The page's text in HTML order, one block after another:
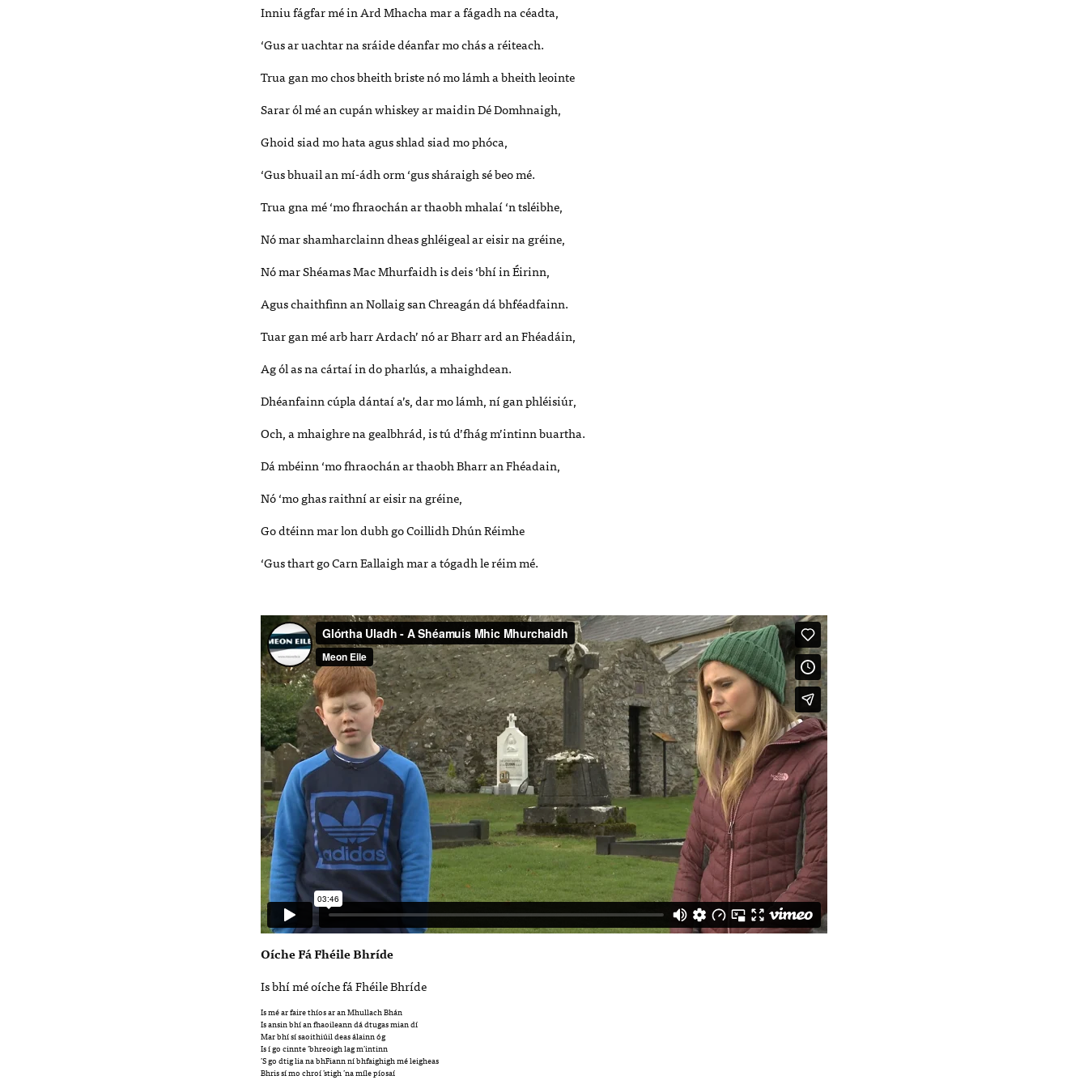
Inniu fágfar mé in Ard Mhacha mar a fágadh na céadta,
‘Gus ar uachtar na sráide déanfar mo chás a réiteach.
Trua gan mo chos bheith briste nó mo lámh a bheith leointe
Sarar ól mé an cupán whiskey ar maidin Dé Domhnaigh,
Ghoid siad mo hata agus shlad siad mo phóca,
‘Gus bhuail an mí-ádh orm ‘gus sháraigh sé beo mé.
Trua gna mé ‘mo fhraochán ar thaobh mhalaí ‘n tsléibhe,
Nó mar shamharclainn dheas ghléigeal ar eisir na gréine,
Nó mar Shéamas Mac Mhurfaidh is deis ‘bhí in Éirinn,
Agus chaithfinn an Nollaig san Chreagán dá bhféadfainn.
Tuar gan mé arb harr Ardach’ nó ar Bharr ard an Fhéadáin,
Ag ól as na cártaí in do pharlús, a mhaighdean.
Dhéanfainn cúpla dántaí a’s, dar mo lámh, ní gan phléisiúr,
Och, a mhaighre na gealbhrád, is tú d’fhág m’intinn buartha.
Dá mbéinn ‘mo fhraochán ar thaobh Bharr an Fhéadain,
Nó ‘mo ghas raithní ar eisir na gréine,
Go dtéinn mar lon dubh go Coillidh Dhún Réimhe
‘Gus thart go Carn Eallaigh mar a tógadh le réim mé.
Oíche Fá Fhéile Bhríde
Is bhí mé oíche fá Fhéile Bhríde
Is mé ar faire thíos ar an Mhullach Bhán
Is ansin bhí an fhaoileann dá dtugas mian dí
Mar bhí sí saoithiúil deas álainn óg
Is í go cinnte ’bhreoigh lag m’intinn
’S go dtig lia na bhFiann ní bhfaighigh mé leigheas
Bhris sí mo chroí ’stigh ’na míle píosaí